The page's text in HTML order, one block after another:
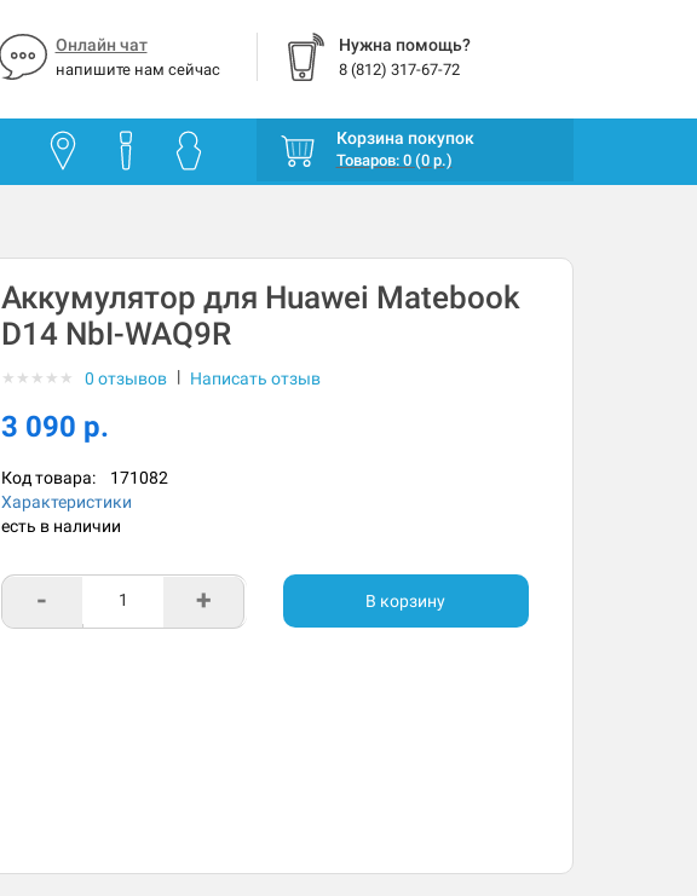
Онлайн чат
напишите нам сейчас
Нужна помощь?
8 (812) 317-67-72
Корзина покупок
Товаров: 0 (0 р.)
Аккумулятор для Huawei Matebook
D14 NbI-WAQ9R
★ ★ ★ ★ ★ 0 отзывов | Написать отзыв
3 090 р.
Код товара: 171082
Характеристики
есть в наличии
- + В корзину